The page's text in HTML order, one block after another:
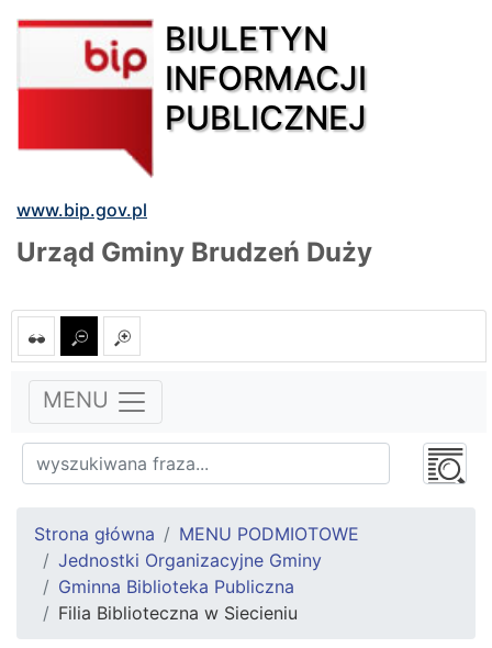
BIULETYN
INFORMACJI
PUBLICZNEJ
www.bip.gov.pl
Urząd Gminy Brudzeń Duży
MENU
Strona główna
MENU PODMIOTOWE
Jednostki Organizacyjne Gminy
Gminna Biblioteka Publiczna
Filia Biblioteczna w Siecieniu